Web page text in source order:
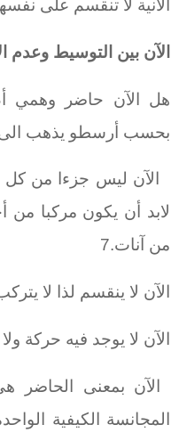
الآنية لا تنقسم على
الآن بين التوسيط وعدم
هل الآن حاضر وهمي
بحسب أرسطو يذهب الى
الآن ليس جزءا من كل
لابد أن يكون مركبا من
من آنات.7
الآن لا ينقسم لذا لا
الآن لا يوجد فيه حركة
الآن بمعنى
المجانسة الكيفية